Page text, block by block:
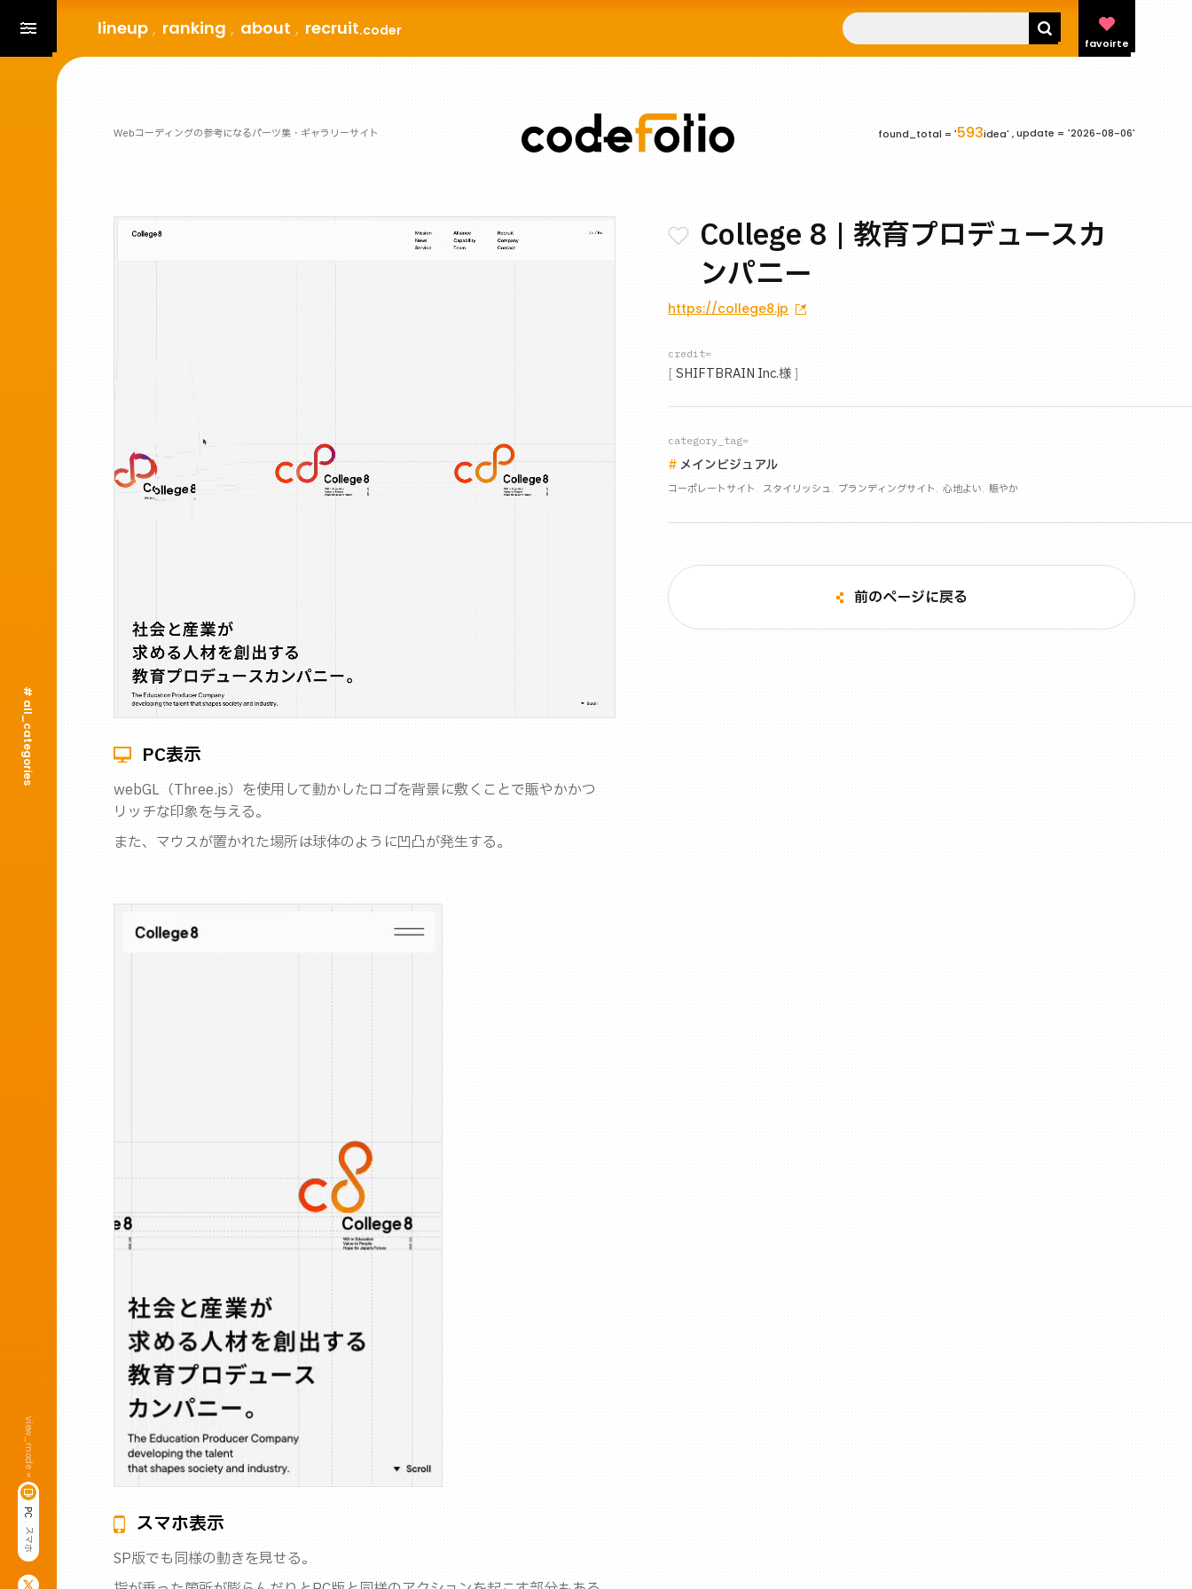
Webコーディングの参考になるパーツ集・ギャラリーサイト found_total = '593idea' ,update ='2026-08-06'
lineup ranking about recruit.coder
favoirte
# all_categories
view_mode =
P
C
,
ス
マ
ホ
PC表示
webGL（Three.js）を使用して動かしたロゴを背景に敷くことで賑やかかつ
リッチな印象を与える。
また、マウスが置かれた場所は球体のように凹凸が発生する。
スマホ表示
SP版でも同様の動きを見せる。
College 8 | 教育プロデュースカ
ンパニー
https://college8.jp
credit=
SHIFTBRAIN Inc.様
category_tag=
メインビジュアル
コーポレートサイト スタイリッシュ ブランディングサイト 心地よい 賑やか
前のページに戻る